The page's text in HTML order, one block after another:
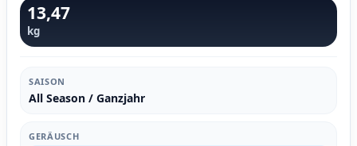
13,47
kg
SAISON
All Season / Ganzjahr
GERÄUSCH